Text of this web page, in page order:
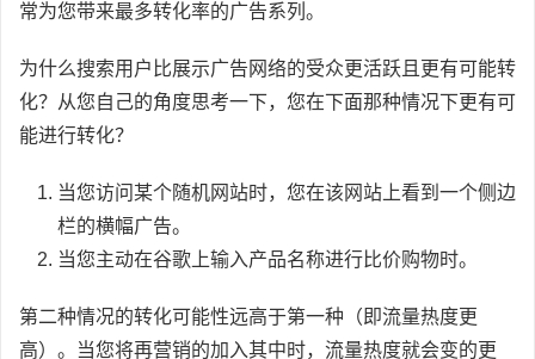
常为您带来最多转化率的广告系列。
为什么搜索用户比展示广告网络的受众更活跃且更有可能转
化？从您自己的角度思考一下，您在下面那种情况下更有可
能进行转化？
当您访问某个随机网站时，您在该网站上看到一个侧边
栏的横幅广告。
当您主动在谷歌上输入产品名称进行比价购物时。
第二种情况的转化可能性远高于第一种（即流量热度更
高）。当您将再营销的加入其中时，流量热度就会变的更